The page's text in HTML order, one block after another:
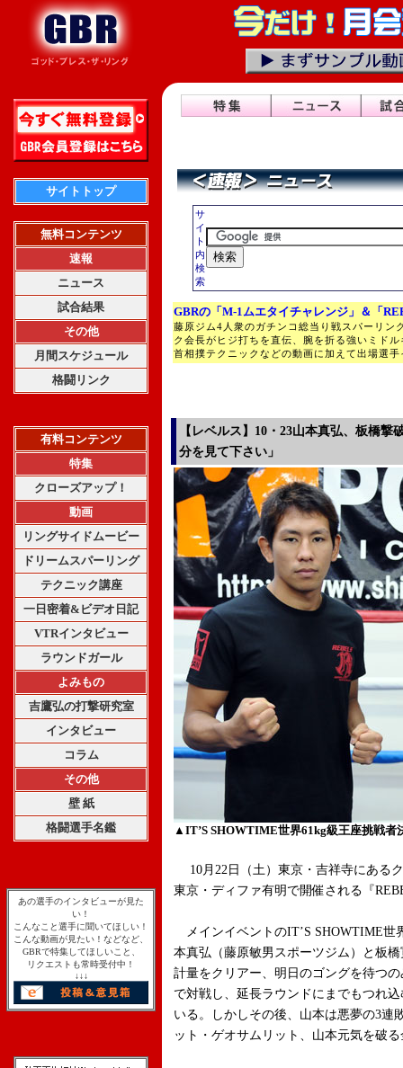
サイトトップ
無料コンテンツ
速報
ニュース
試合結果
その他
月間スケジュール
格闘リンク
有料コンテンツ
特集
クローズアップ！
動画
リングサイドムービー
ドリームスパーリング
テクニック講座
一日密着&ビデオ日記
VTRインタビュー
ラウンドガール
よみもの
吉鷹弘の打撃研究室
インタビュー
コラム
その他
壁 紙
格闘選手名鑑
あの選手のインタビューが見た
い！
こんなこと選手に聞いてほしい！
こんな動画が見たい！などなど、
GBRで特集してほしいこと、
リクエストも常時受付中！
↓↓↓
サ
イ
ト
内
検
索
GBRの「M-1ムエタイチャレンジ」＆「
藤原ジム4人衆のガチンコ総当り戦スパーリン
ク会長がヒジ打ちを直伝、腕を折る強いミド
首相撲テクニックなどの動画に加えて出場選
【レベルス】10・23山本真弘、板橋撃
分を見て下さい」
▲IT’S SHOWTIME世界61kg級王座挑戦者
10月22日（土）東京・吉祥寺にある
東京・ディファ有明で開催される『
メインイベントのIT’S SHOWTIME世
本真弘（藤原敏男スポーツジム）と板
計量をクリアー、明日のゴングを待つ
で対戦し、延長ラウンドにまでもつれ
いる。しかしその後、山本は悪夢の3連
ット・ゲオサムリット、山本元気を破